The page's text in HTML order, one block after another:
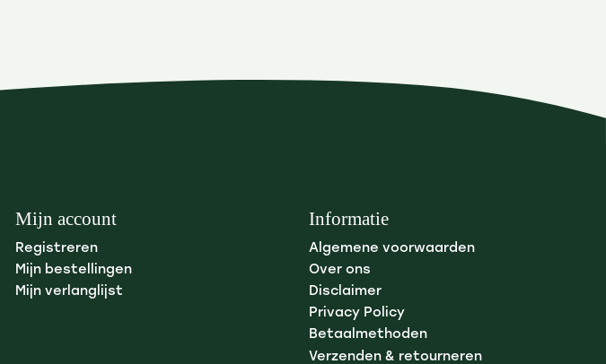
Mijn account
Registreren
Mijn bestellingen
Mijn verlanglijst
Informatie
Algemene voorwaarden
Over ons
Disclaimer
Privacy Policy
Betaalmethoden
Verzenden & retourneren